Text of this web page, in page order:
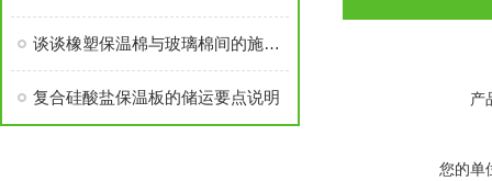
谈谈橡塑保温棉与玻璃棉间的施工进度不同
复合硅酸盐保温板的储运要点说明 产
您的单